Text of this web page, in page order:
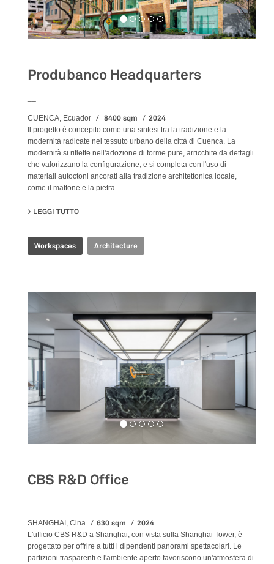
Produbanco Headquarters
CUENCA, Ecuador 8400 sqm 2024
Il progetto è concepito come una sintesi tra la tradizione e la
modernità radicate nel tessuto urbano della città di Cuenca. La
modernità si riflette nell'adozione di forme pure, arricchite da dettagli
che valorizzano la configurazione, e si completa con l'uso di
materiali autoctoni ancorati alla tradizione architettonica locale,
come il mattone e la pietra.
LEGGI TUTTO
Workspaces Architecture
CBS R&D Office
SHANGHAI, Cina 630 sqm 2024
L'ufficio CBS R&D a Shanghai, con vista sulla Shanghai Tower, è
progettato per offrire a tutti i dipendenti panorami spettacolari. Le
partizioni trasparenti e l'ambiente aperto favoriscono un'atmosfera di